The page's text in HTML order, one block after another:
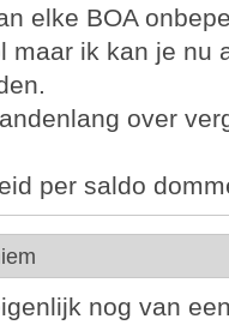
elke BOA
maar ik kan je nu
over
per saldo
nog van